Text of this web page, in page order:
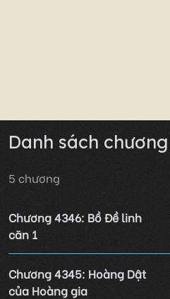
Danh sách chương
5 chương
Chương 4346: Bồ Đề linh
căn 1
Chương 4345: Hoàng Dật
của Hoàng gia